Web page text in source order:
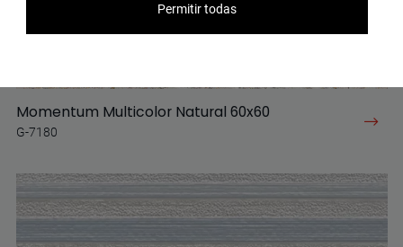
Momentum Multicolor Natural 60x60
G-7180
Permitir todas